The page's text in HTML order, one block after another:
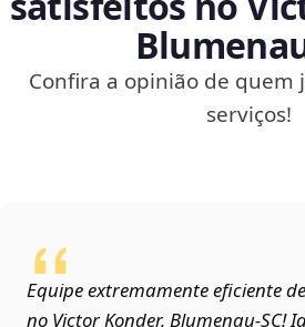
Confira a opinião de quem
serviços!
Equipe extremamente eficiente
no Victor Konder, Blumenau‑SC!